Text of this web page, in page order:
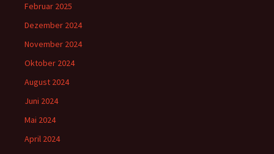
Februar 2025
Dezember 2024
November 2024
Oktober 2024
August 2024
Juni 2024
Mai 2024
April 2024